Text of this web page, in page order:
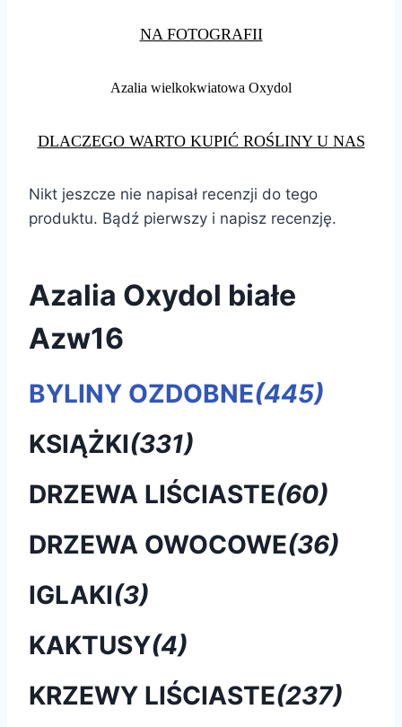
NA FOTOGRAFII
Azalia wielkokwiatowa Oxydol
DLACZEGO WARTO KUPIĆ ROŚLINY U NAS
Nikt jeszcze nie napisał recenzji do tego
produktu. Bądź pierwszy i napisz recenzję.
Azalia Oxydol białe
Azw16
BYLINY OZDOBNE(445)
KSIĄŻKI(331)
DRZEWA LIŚCIASTE(60)
DRZEWA OWOCOWE(36)
IGLAKI(3)
KAKTUSY(4)
KRZEWY LIŚCIASTE(237)